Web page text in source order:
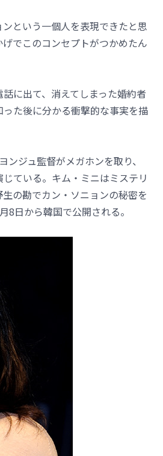
という一個人を表現できたと思
でこのコンセプトがつかめたん
に出て、消えてしまった婚約者
た後に分かる衝撃的な事実を描
ジュ監督がメガホンを取り、
ている。キム・ミニはミステリ
の勘でカン・ソニョンの秘密を
日から韓国で公開される。